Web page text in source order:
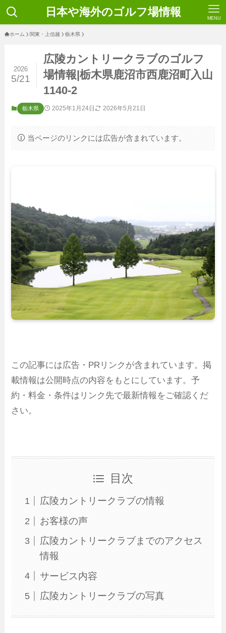
日本や海外のゴルフ場情報 MENU
ホーム 関東・上信越 栃木県
広陵カントリークラブのゴルフ
場情報|栃木県鹿沼市西鹿沼町入山
1140-2
2026
5/21
栃木県 2025年1月24日 2026年5月21日
当ページのリンクには広告が含まれています。
この記事には広告・PRリンクが含まれています。掲
載情報は公開時点の内容をもとにしています。予
約・料金・条件はリンク先で最新情報をご確認くだ
さい。
目次
広陵カントリークラブの情報
お客様の声
広陵カントリークラブまでのアクセス
情報
サービス内容
広陵カントリークラブの写真